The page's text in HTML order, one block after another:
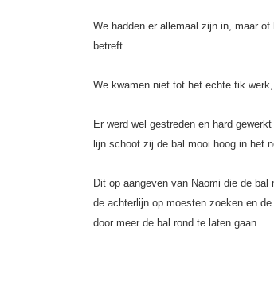
We hadden er allemaal zijn in, maar
betreft.
We kwamen niet tot het echte tik
Er werd wel gestreden en hard
lijn schoot zij de bal mooi hoog in het
Dit op aangeven van Naomi die de
de achterlijn op moesten zoeken en
door meer de bal rond te laten gaan.